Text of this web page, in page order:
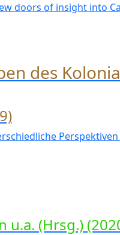
doors of insight into
des
u.a. (Hrsg.)